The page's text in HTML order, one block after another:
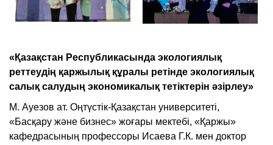
«Қазақстан Республикасында экологиялық
реттеудің қаржылық құралы ретінде экологиялық
салық салудың экономикалық тетіктерін әзірлеу»
М. Ауезов ат. Оңтүстік-Қазақстан университеті,
«Басқару және бизнес» жоғары мектебі, «Қаржы»
кафедрасының профессоры Исаева Г.К. мен доктор